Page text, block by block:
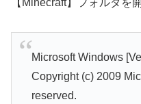
【Minecraft】フォルダを
Microsoft Windows
Copyright (c) 2009
reserved.